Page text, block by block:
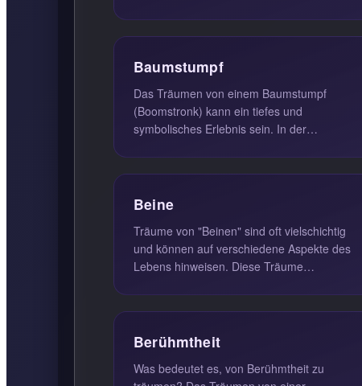
Baumstumpf
Das Träumen von einem Baumstumpf
(Boomstronk) kann ein tiefes und
symbolisches Erlebnis sein. In der
Beine
Träume von "Beinen" sind oft vielschichtig
und können auf verschiedene Aspekte des
Lebens hinweisen. Diese Träume
Berühmtheit
Was bedeutet es, von Berühmtheit zu